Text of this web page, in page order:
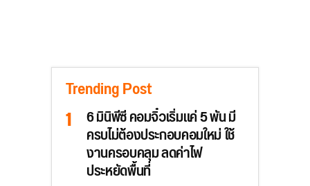
Trending Post
6 มินิพีซี คอมจิ๋วเริ่มแค่ 5 พัน มี
ครบไม่ต้องประกอบคอมใหม่ ใช้
งานครอบคลุม ลดค่าไฟ
ประหยัดพื้นที่